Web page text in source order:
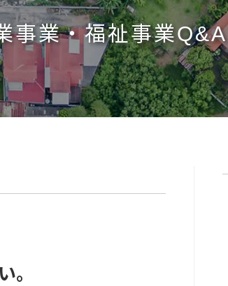
事業・福祉事業Q&A
。